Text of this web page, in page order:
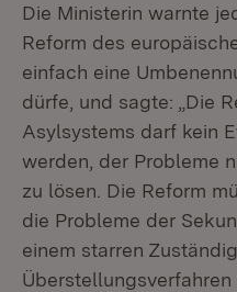
Die Ministerin warnte
Reform des
einfach eine
dürfe, und sagte: „Die
Asylsystems darf kein
werden, der Probleme
zu lösen. Die Reform
die Probleme der
einem starren